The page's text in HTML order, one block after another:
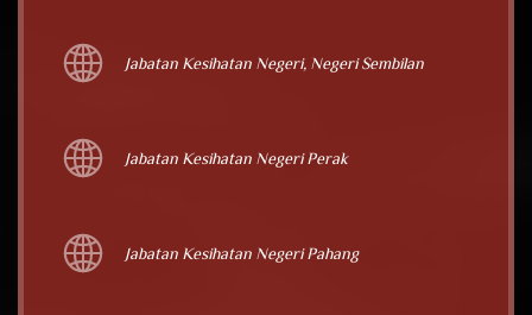
Jabatan Kesihatan Negeri, Negeri Sembilan
Jabatan Kesihatan Negeri Perak
Jabatan Kesihatan Negeri Pahang